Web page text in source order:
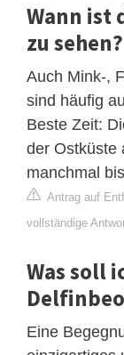
Wann ist
zu sehen?
Auch Mink-,
sind häufig
Beste Zeit:
der Ostküste
manchmal
Antrag auf
vollständige
Was soll
Eine